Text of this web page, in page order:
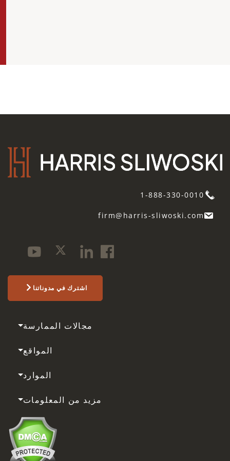
1-888-330-0010
firm@harris-sliwoski.com
اشترك في مدوناتنا
مجالات الممارسة
المواقع
الموارد
مزيد من المعلومات